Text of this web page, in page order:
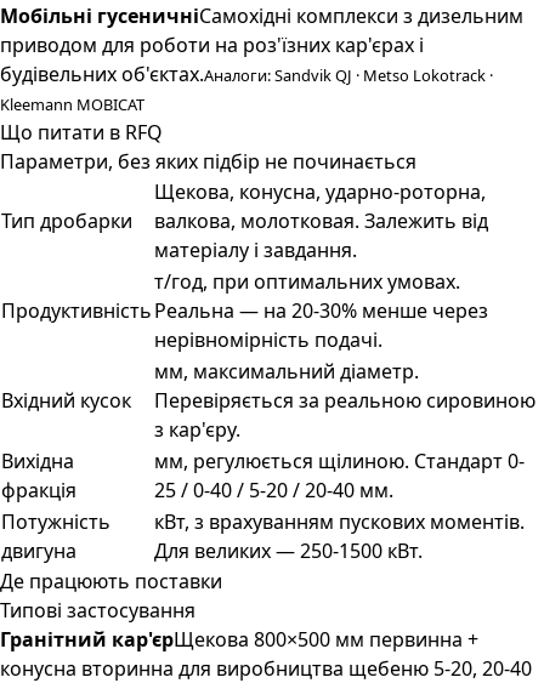
Мобільні гусеничніСамохідні комплекси з дизельним
приводом для роботи на роз'їзних кар'єрах і
будівельних об'єктах.Аналоги: Sandvik QJ · Metso Lokotrack ·
Kleemann MOBICAT
Що питати в RFQ
Параметри, без яких підбір не починається
Тип дробарки
Щекова, конусна, ударно-роторна,
валкова, молотковая. Залежить від
матеріалу і завдання.
Продуктивність
т/год, при оптимальних умовах.
Реальна — на 20-30% менше через
нерівномірність подачі.
Вхідний кусок
мм, максимальний діаметр.
Перевіряється за реальною сировиною
з кар'єру.
Вихідна
фракція
мм, регулюється щілиною. Стандарт 0-
25 / 0-40 / 5-20 / 20-40 мм.
Потужність
двигуна
кВт, з врахуванням пускових моментів.
Для великих — 250-1500 кВт.
Де працюють поставки
Типові застосування
Гранітний кар'єрЩекова 800×500 мм первинна +
конусна вторинна для виробництва щебеню 5-20, 20-40